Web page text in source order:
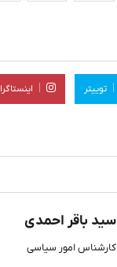
توییتر
سید باقر احمدی
کارشناس امور سیاسی